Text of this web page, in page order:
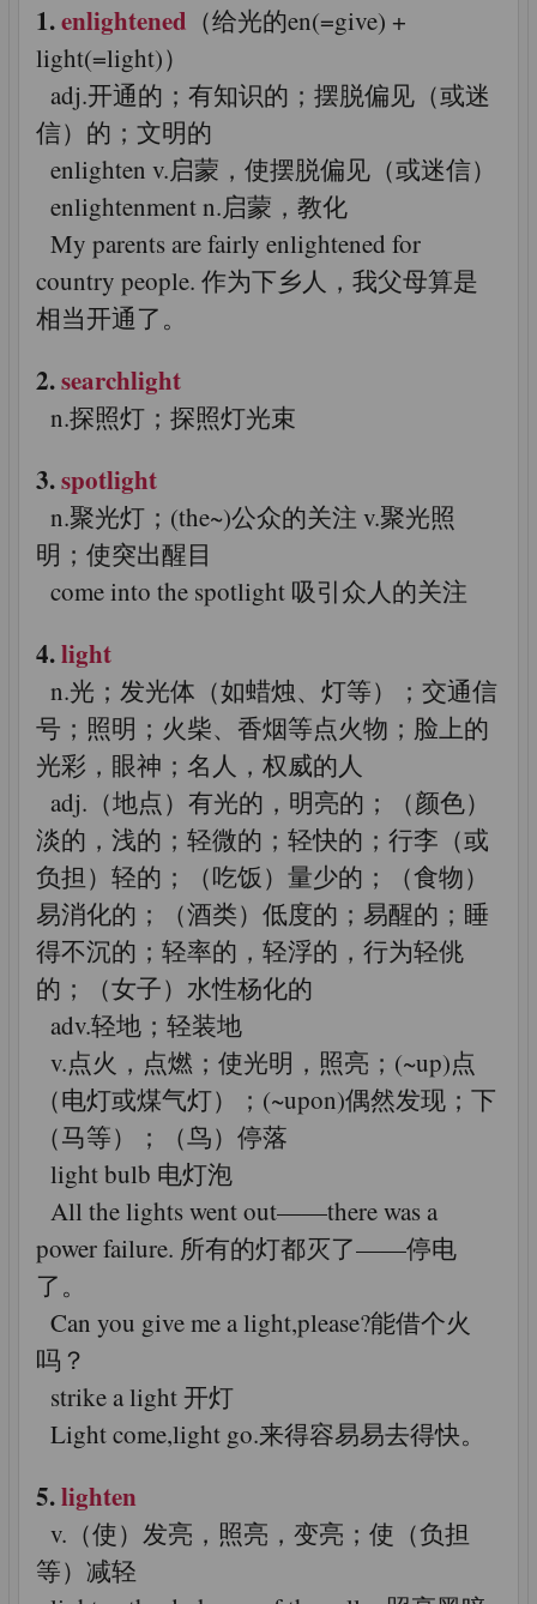
1.enlightened （给光的en(=give) +
light(=light)）
adj.开通的；有知识的；摆脱偏见（或迷
信）的；文明的
enlighten v.启蒙，使摆脱偏见（或迷信）
enlightenment n.启蒙，教化
My parents are fairly enlightened for
country people. 作为下乡人，我父母算是
相当开通了。
2.searchlight
n.探照灯；探照灯光束
3.spotlight
n.聚光灯；(the~)公众的关注 v.聚光照
明；使突出醒目
come into the spotlight 吸引众人的关注
4.light
n.光；发光体（如蜡烛、灯等）；交通信
号；照明；火柴、香烟等点火物；脸上的
光彩，眼神；名人，权威的人
adj.（地点）有光的，明亮的；（颜色）
淡的，浅的；轻微的；轻快的；行李（或
负担）轻的；（吃饭）量少的；（食物）
易消化的；（酒类）低度的；易醒的；睡
得不沉的；轻率的，轻浮的，行为轻佻
的；（女子）水性杨化的
adv.轻地；轻装地
v.点火，点燃；使光明，照亮；(~up)点
（电灯或煤气灯）；(~upon)偶然发现；下
（马等）；（鸟）停落
light bulb 电灯泡
All the lights went out——there was a
power failure. 所有的灯都灭了——停电
了。
Can you give me a light,please?能借个火
吗？
strike a light 开灯
Light come,light go.来得容易易去得快。
5.lighten
v.（使）发亮，照亮，变亮；使（负担
等）减轻